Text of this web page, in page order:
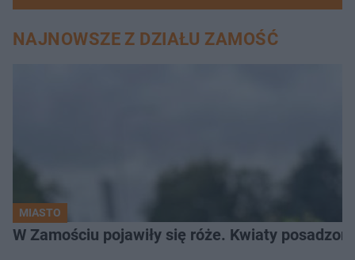
NAJNOWSZE Z DZIAŁU ZAMOŚĆ
MIASTO
W Zamościu pojawiły się róże. Kwiaty